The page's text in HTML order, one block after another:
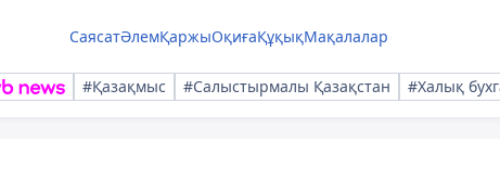
СаясатӘлемҚаржыОқиғаҚұқықМақалалар
#Қазақмыс #Салыстырмалы Қазақстан #Халық